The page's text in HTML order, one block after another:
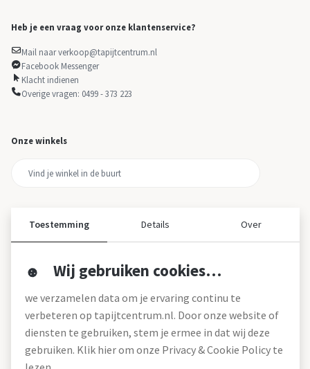
Heb je een vraag voor onze klantenservice?
Mail naar verkoop@tapijtcentrum.nl
Facebook Messenger
Klacht indienen
Overige vragen: 0499 - 373 223
Onze winkels
Over tapijtcentrum
Werken bij
Montageservice
Blog
Toestemming Details Over
Wij gebruiken cookies…
we verzamelen data om je ervaring continu te
verbeteren op tapijtcentrum.nl. Door onze website of
diensten te gebruiken, stem je ermee in dat wij deze
gebruiken. Klik hier om onze Privacy & Cookie Policy te